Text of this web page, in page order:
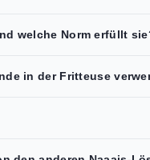
welche Norm erfüllt
in der Fritteuse